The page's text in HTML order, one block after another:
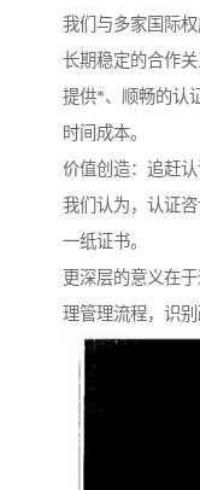
我们与多家国际
长期稳定的合作
提供*、顺畅的认
时间成本。
价值创造：追赶
我们认为，认证
一纸证书。
更深层的意义在
理管理流程，识